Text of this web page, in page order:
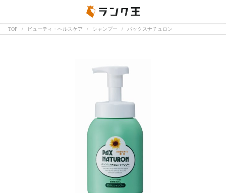
TOP ビューティ・ヘルスケア シャンプー パックスナチュロン